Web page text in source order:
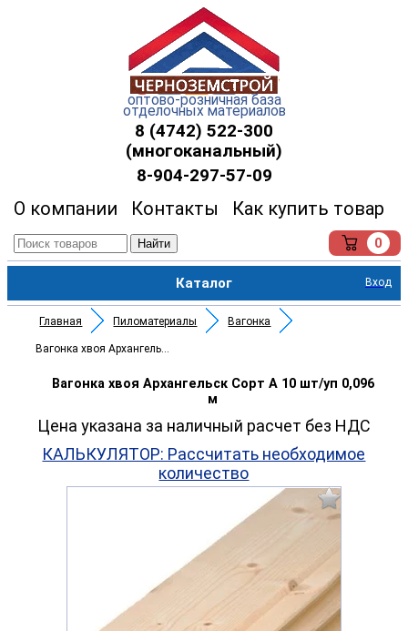
оптово-розничная база
отделочных материалов
8 (4742) 522-300
(многоканальный)
8-904-297-57-09
О компании Контакты Как купить товар
Найти 0
Каталог Вход
Главная Пиломатериалы Вагонка
Вагонка хвоя Архангельск Сорт
Вагонка хвоя Архангельск Сорт А 10 шт/уп 0,096
м
Цена указана за наличный расчет без НДС
КАЛЬКУЛЯТОР: Рассчитать необходимое
количество